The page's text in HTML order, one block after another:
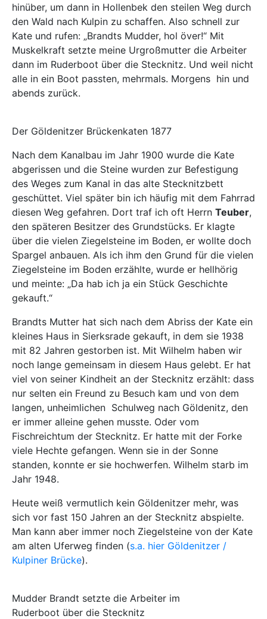
hinüber, um dann in Hollenbek den steilen Weg durch
den Wald nach Kulpin zu schaffen. Also schnell zur
Kate und rufen: „Brandts Mudder, hol över!“ Mit
Muskelkraft setzte meine Urgroßmutter die Arbeiter
dann im Ruderboot über die Stecknitz. Und weil nicht
alle in ein Boot passten, mehrmals. Morgens hin und
abends zurück.
Der Göldenitzer Brückenkaten 1877
Nach dem Kanalbau im Jahr 1900 wurde die Kate
abgerissen und die Steine wurden zur Befestigung
des Weges zum Kanal in das alte Stecknitzbett
geschüttet. Viel später bin ich häufig mit dem Fahrrad
diesen Weg gefahren. Dort traf ich oft Herrn Teuber,
den späteren Besitzer des Grundstücks. Er klagte
über die vielen Ziegelsteine im Boden, er wollte doch
Spargel anbauen. Als ich ihm den Grund für die vielen
Ziegelsteine im Boden erzählte, wurde er hellhörig
und meinte: „Da hab ich ja ein Stück Geschichte
gekauft.“
Brandts Mutter hat sich nach dem Abriss der Kate ein
kleines Haus in Sierksrade gekauft, in dem sie 1938
mit 82 Jahren gestorben ist. Mit Wilhelm haben wir
noch lange gemeinsam in diesem Haus gelebt. Er hat
viel von seiner Kindheit an der Stecknitz erzählt: dass
nur selten ein Freund zu Besuch kam und von dem
langen, unheimlichen Schulweg nach Göldenitz, den
er immer alleine gehen musste. Oder vom
Fischreichtum der Stecknitz. Er hatte mit der Forke
viele Hechte gefangen. Wenn sie in der Sonne
standen, konnte er sie hochwerfen. Wilhelm starb im
Jahr 1948.
Heute weiß vermutlich kein Göldenitzer mehr, was
sich vor fast 150 Jahren an der Stecknitz abspielte.
Man kann aber immer noch Ziegelsteine von der Kate
am alten Uferweg finden (s.a. hier Göldenitzer /
Kulpiner Brücke).
Mudder Brandt setzte die Arbeiter im
Ruderboot über die Stecknitz